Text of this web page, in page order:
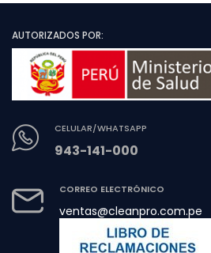
AUTORIZADOS POR:
CELULAR/WHATSAPP
943-141-000
CORREO ELECTRÓNICO
ventas@cleanpro.com.pe